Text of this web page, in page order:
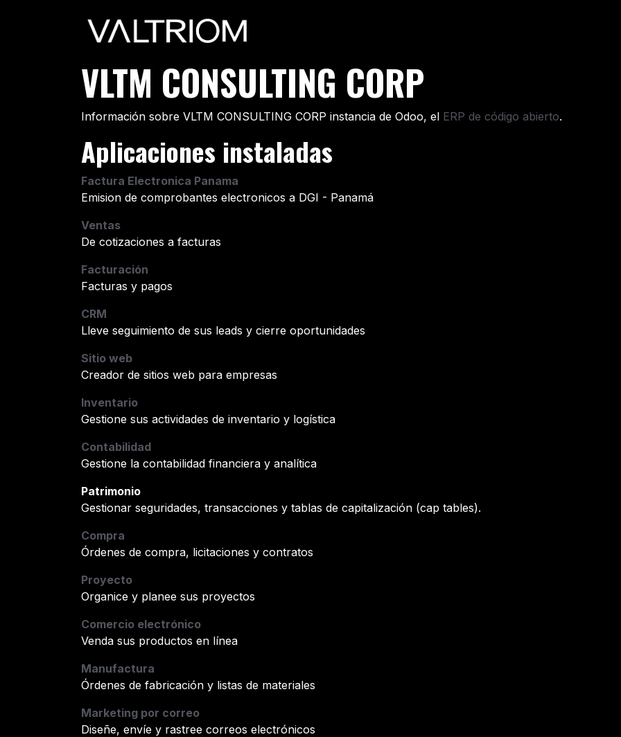
VLTM CONSULTING CORP
Información sobre VLTM CONSULTING CORP instancia de Odoo, el ERP de código abierto.
Aplicaciones instaladas
Factura Electronica Panama
Emision de comprobantes electronicos a DGI - Panamá
Ventas
De cotizaciones a facturas
Facturación
Facturas y pagos
CRM
Lleve seguimiento de sus leads y cierre oportunidades
Sitio web
Creador de sitios web para empresas
Inventario
Gestione sus actividades de inventario y logística
Contabilidad
Gestione la contabilidad financiera y analítica
Patrimonio
Gestionar seguridades, transacciones y tablas de capitalización (cap tables).
Compra
Órdenes de compra, licitaciones y contratos
Proyecto
Organice y planee sus proyectos
Comercio electrónico
Venda sus productos en línea
Manufactura
Órdenes de fabricación y listas de materiales
Marketing por correo
Diseñe, envíe y rastree correos electrónicos